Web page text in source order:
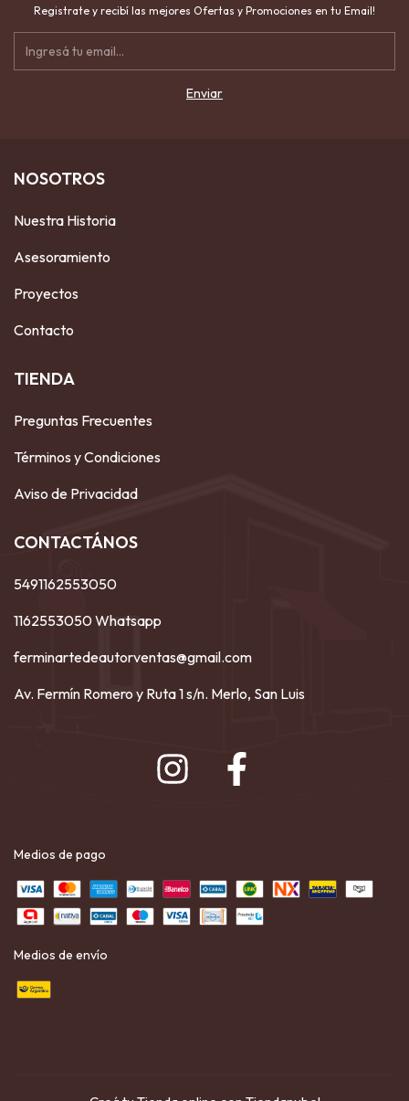
Registrate y recibí las mejores Ofertas y Promociones en tu Email!
NOSOTROS
Nuestra Historia
Asesoramiento
Proyectos
Contacto
TIENDA
Preguntas Frecuentes
Términos y Condiciones
Aviso de Privacidad
CONTACTÁNOS
5491162553050
1162553050 Whatsapp
ferminartedeautorventas@gmail.com
Av. Fermín Romero y Ruta 1 s/n. Merlo, San Luis
Medios de pago
Medios de envío